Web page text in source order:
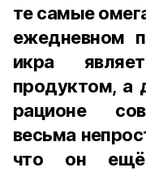
те самые
ежедневном
икра
продуктом, а
рационе
весьма
что он ещё